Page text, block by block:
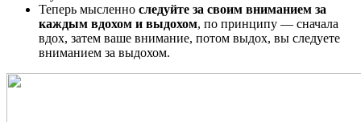
Теперь мысленно следуйте за своим вниманием за
каждым вдохом и выдохом, по принципу — сначала
вдох, затем ваше внимание, потом выдох, вы следуете
вниманием за выдохом.